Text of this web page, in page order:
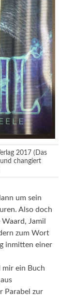
2017 (Das
changiert
um sein
Also doch
Jamil
zum Wort
inmitten einer
mir ein Buch
Parabel zur